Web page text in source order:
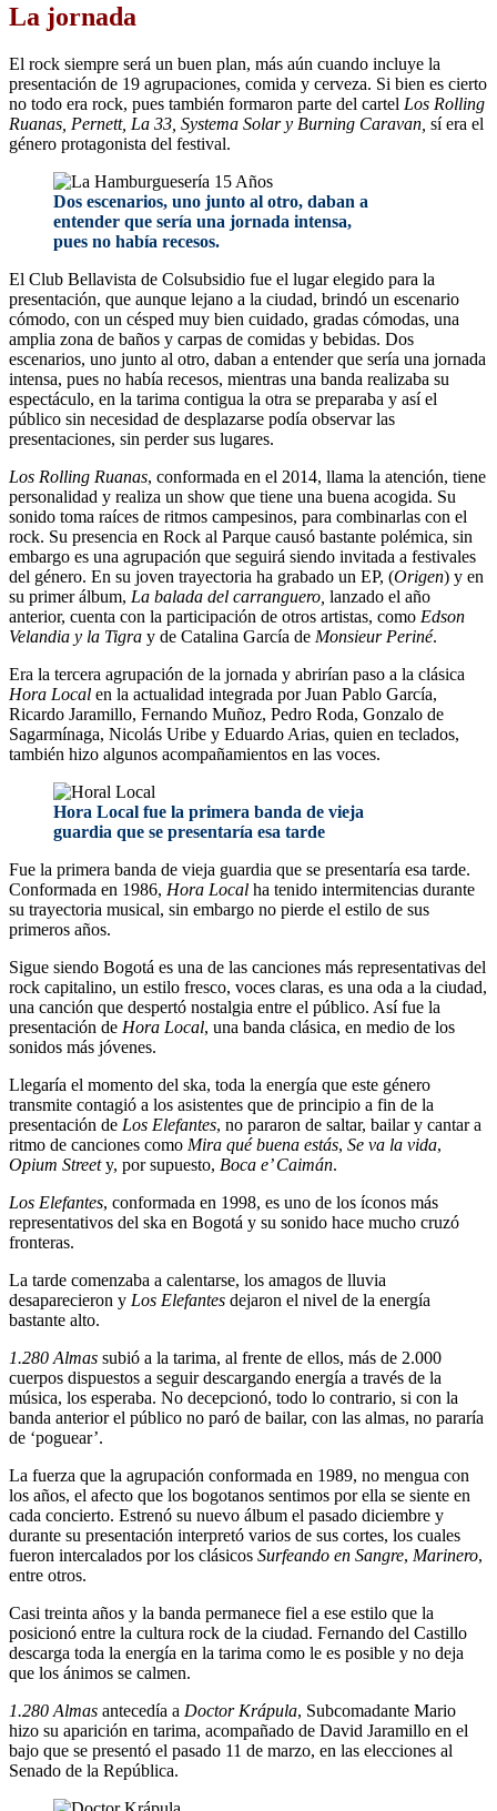
La jornada
El rock siempre será un buen plan, más aún cuando incluye la
presentación de 19 agrupaciones, comida y cerveza. Si bien es cierto
no todo era rock, pues también formaron parte del cartel Los Rolling
Ruanas, Pernett, La 33, Systema Solar y Burning Caravan, sí era el
género protagonista del festival.
Dos escenarios, uno junto al otro, daban a
entender que sería una jornada intensa,
pues no había recesos.
El Club Bellavista de Colsubsidio fue el lugar elegido para la
presentación, que aunque lejano a la ciudad, brindó un escenario
cómodo, con un césped muy bien cuidado, gradas cómodas, una
amplia zona de baños y carpas de comidas y bebidas. Dos
escenarios, uno junto al otro, daban a entender que sería una jornada
intensa, pues no había recesos, mientras una banda realizaba su
espectáculo, en la tarima contigua la otra se preparaba y así el
público sin necesidad de desplazarse podía observar las
presentaciones, sin perder sus lugares.
Los Rolling Ruanas, conformada en el 2014, llama la atención, tiene
personalidad y realiza un show que tiene una buena acogida. Su
sonido toma raíces de ritmos campesinos, para combinarlas con el
rock. Su presencia en Rock al Parque causó bastante polémica, sin
embargo es una agrupación que seguirá siendo invitada a festivales
del género. En su joven trayectoria ha grabado un EP, (Origen) y en
su primer álbum, La balada del carranguero, lanzado el año
anterior, cuenta con la participación de otros artistas, como Edson
Velandia y la Tigra y de Catalina García de Monsieur Periné.
Era la tercera agrupación de la jornada y abrirían paso a la clásica
Hora Local en la actualidad integrada por Juan Pablo García,
Ricardo Jaramillo, Fernando Muñoz, Pedro Roda, Gonzalo de
Sagarmínaga, Nicolás Uribe y Eduardo Arias, quien en teclados,
también hizo algunos acompañamientos en las voces.
Hora Local fue la primera banda de vieja
guardia que se presentaría esa tarde
Fue la primera banda de vieja guardia que se presentaría esa tarde.
Conformada en 1986, Hora Local ha tenido intermitencias durante
su trayectoria musical, sin embargo no pierde el estilo de sus
primeros años.
Sigue siendo Bogotá es una de las canciones más representativas del
rock capitalino, un estilo fresco, voces claras, es una oda a la ciudad,
una canción que despertó nostalgia entre el público. Así fue la
presentación de Hora Local, una banda clásica, en medio de los
sonidos más jóvenes.
Llegaría el momento del ska, toda la energía que este género
transmite contagió a los asistentes que de principio a fin de la
presentación de Los Elefantes, no pararon de saltar, bailar y cantar a
ritmo de canciones como Mira qué buena estás, Se va la vida,
Opium Streety, por supuesto, Boca e’ Caimán.
Los Elefantes, conformada en 1998, es uno de los íconos más
representativos del ska en Bogotá y su sonido hace mucho cruzó
fronteras.
La tarde comenzaba a calentarse, los amagos de lluvia
desaparecieron y Los Elefantes dejaron el nivel de la energía
bastante alto.
1.280 Almas subió a la tarima, al frente de ellos, más de 2.000
cuerpos dispuestos a seguir descargando energía a través de la
música, los esperaba. No decepcionó, todo lo contrario, si con la
banda anterior el público no paró de bailar, con las almas, no pararía
de ‘poguear’.
La fuerza que la agrupación conformada en 1989, no mengua con
los años, el afecto que los bogotanos sentimos por ella se siente en
cada concierto. Estrenó su nuevo álbum el pasado diciembre y
durante su presentación interpretó varios de sus cortes, los cuales
fueron intercalados por los clásicos Surfeando en Sangre, Marinero,
entre otros.
Casi treinta años y la banda permanece fiel a ese estilo que la
posicionó entre la cultura rock de la ciudad. Fernando del Castillo
descarga toda la energía en la tarima como le es posible y no deja
que los ánimos se calmen.
1.280 Almas antecedía a Doctor Krápula, Subcomadante Mario
hizo su aparición en tarima, acompañado de David Jaramillo en el
bajo que se presentó el pasado 11 de marzo, en las elecciones al
Senado de la República.